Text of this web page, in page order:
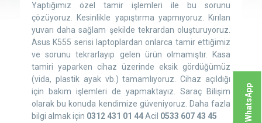
Yaptığımız özel tamir işlemleri ile bu sorunu
çözüyoruz. Kesinlikle yapıştırma yapmıyoruz. Kırılan
yuvarı daha sağlam şekilde tekrardan oluşturuyoruz.
Asus K555 serisi laptoplardan onlarca tamir ettiğimiz
ve sorunu tekrarlayıp gelen ürün olmamıştır. Kasa
tamiri yaparken cihaz üzerinde eksik gördüğümüz
(vida, plastik ayak vb.) tamamlıyoruz. Cihaz açıldığı
için bakım işlemleri de yapmaktayız. Saraç Bilişim
olarak bu konuda kendimize güveniyoruz. Daha fazla
bilgi almak için 0312 431 01 44Acil 0533 607 43 45 WhatsApp